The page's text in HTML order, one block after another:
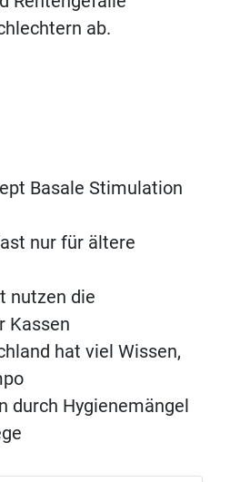
ab.
Basale Stimulation
nur für ältere
nutzen die
Kassen
hat viel Wissen,
durch Hygienemängel